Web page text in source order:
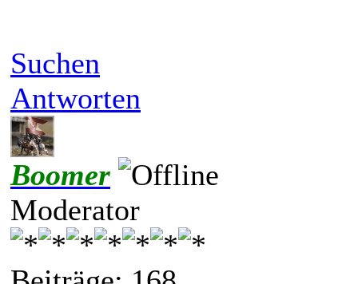
Suchen
Antworten
Boomer
Moderator